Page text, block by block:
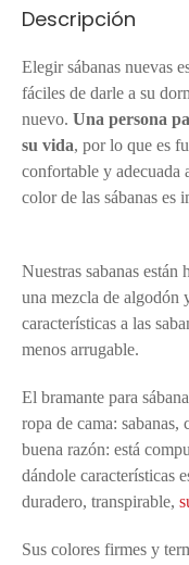
Descripción
Elegir sábanas nuevas
fáciles de darle a su
nuevo. Una persona
su vida, por lo que es
confortable y adecuada
color de las sábanas es
Nuestras sabanas están
una mezcla de algodón
características a las
menos arrugable.
El bramante para
ropa de cama:
buena razón: está
dándole características
duradero, transpirable,
Sus colores firmes y